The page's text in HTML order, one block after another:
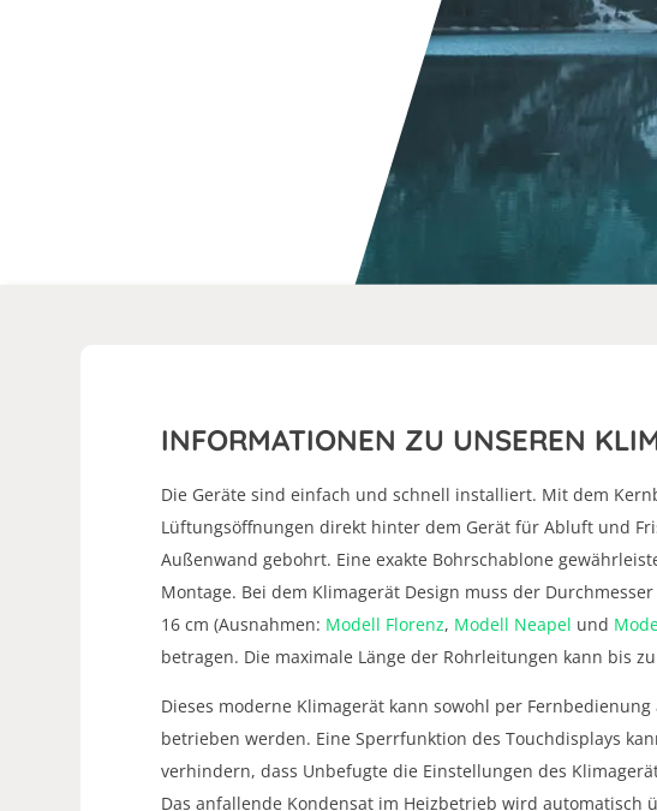
INFORMATIONEN ZU UNSEREN
Die Geräte sind einfach und schnell installiert. Mit dem
Lüftungsöffnungen direkt hinter dem Gerät für Abluft und
Außenwand gebohrt. Eine exakte Bohrschablone
Montage. Bei dem Klimagerät Design muss der
16 cm (Ausnahmen: Modell Florenz, Modell Neapel und
betragen. Die maximale Länge der Rohrleitungen kann bis
Dieses moderne Klimagerät kann sowohl per
betrieben werden. Eine Sperrfunktion des Touchdisplays
verhindern, dass Unbefugte die Einstellungen des
Das anfallende Kondensat im Heizbetrieb wird automatisch